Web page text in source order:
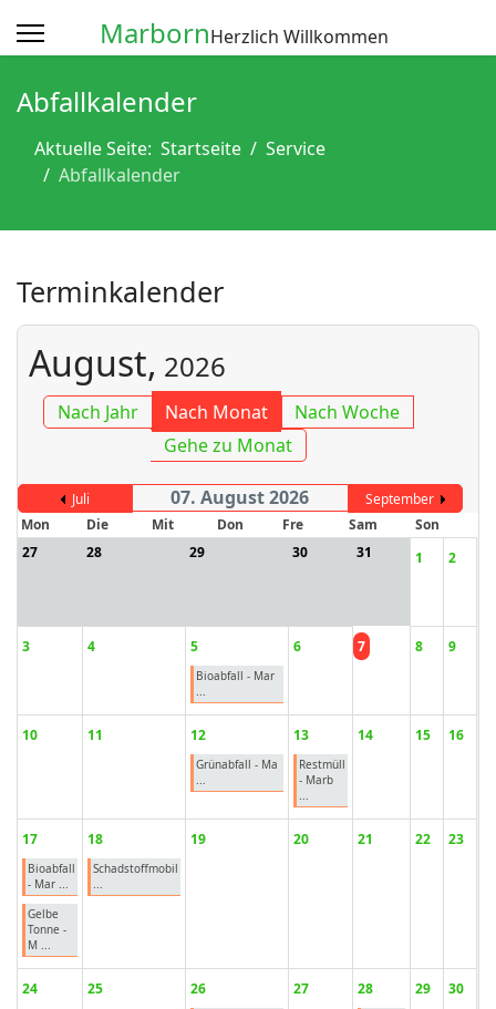
MarbornHerzlich Willkommen
Abfallkalender
Aktuelle Seite: Startseite
Service
Abfallkalender
Terminkalender
August, 2026
Nach Jahr Nach Monat
Nach Woche
Gehe zu Monat
Juli 07. August 2026
September
Mon
Die Mit Don Fre Sam
Son
27
28 29 30 31 1 2
3 4 5
Bioabfall - Mar
...
6 7 8 9
10 11 12
Grünabfall - Ma
...
13
Restmüll
- Marb
...
14 15 16
17
Bioabfall
- Mar ...
Gelbe
Tonne -
M ...
18
Schadstoffmobil
...
19 20 21 22 23
24 25 26 27 28 29 30